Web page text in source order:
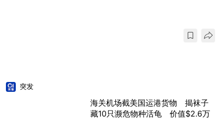
突发
海关机场截美国运港货物 揭袜子
藏10只濒危物种活龟 价值$2.6万